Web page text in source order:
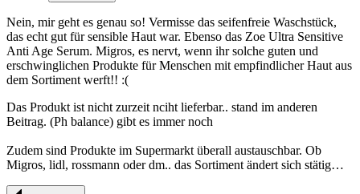
Nein, mir geht es genau so! Vermisse das seifenfreie Waschstück,
das echt gut für sensible Haut war. Ebenso das Zoe Ultra Sensitive
Anti Age Serum. Migros, es nervt, wenn ihr solche guten und
erschwinglichen Produkte für Menschen mit empfindlicher Haut aus
dem Sortiment werft!! :(
Das Produkt ist nicht zurzeit nciht lieferbar.. stand im anderen
Beitrag. (Ph balance) gibt es immer noch
Zudem sind Produkte im Supermarkt überall austauschbar. Ob
Migros, lidl, rossmann oder dm.. das Sortiment ändert sich stätig…